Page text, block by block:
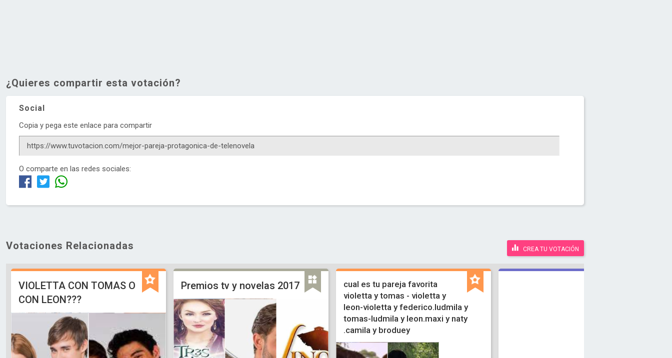
¿Quieres compartir esta votación?
Social
Copia y pega este enlace para compartir
O comparte en las redes sociales:
Votaciones Relacionadas CREA TU VOTACIÓN
VIOLETTA CON TOMAS O
CON LEON???
Premios tv y novelas 2017
cual es tu pareja favorita
violetta y tomas - violetta y
leon-violetta y federico.ludmila y
tomas-ludmila y leon.maxi y naty
.camila y broduey